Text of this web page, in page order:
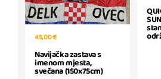
45,00 €
Navijačka zastava s
imenom mjesta,
svečana (150x75cm)